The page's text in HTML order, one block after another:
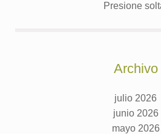
Presione
Archivo
julio 2026
junio 2026
mayo 2026